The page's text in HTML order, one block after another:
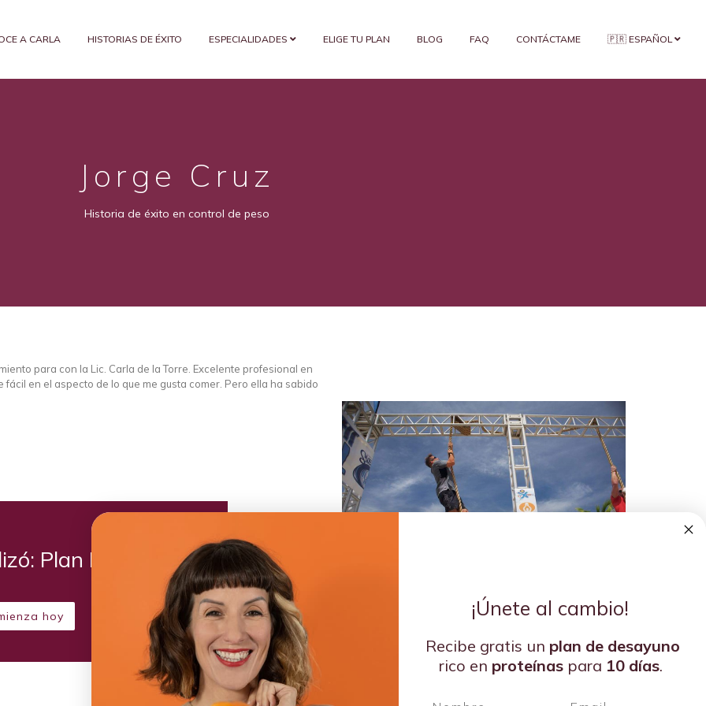
A CARLA HISTORIAS DE ÉXITO ESPECIALIDADES ELIGE TU PLAN BLOG FAQ CONTÁCTAME 🇵🇷 ESPAÑOL
Jorge Cruz
Historia de éxito en control de peso
para con la Lic. Carla de la Torre. Excelente profesional en
en el aspecto de lo que me gusta comer. Pero ella ha sabido
Plan Kiwi
hoy ¡Únete al cambio!
Recibe gratis un plan de desayuno
rico en proteínaspara 10 días.